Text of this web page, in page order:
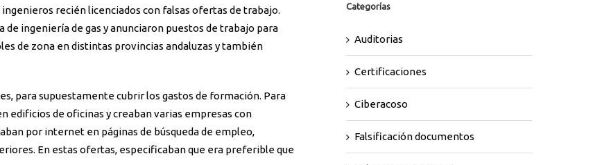
recién licenciados con falsas ofertas de trabajo.
ingeniería de gas y anunciaron puestos de trabajo para
de zona en distintas provincias andaluzas y también
para supuestamente cubrir los gastos de formación. Para
edificios de oficinas y creaban varias empresas con
por internet en páginas de búsqueda de empleo,
En estas ofertas, especificaban que era preferible que
Categorías
Auditorias
Certificaciones
Ciberacoso
Falsificación documentos